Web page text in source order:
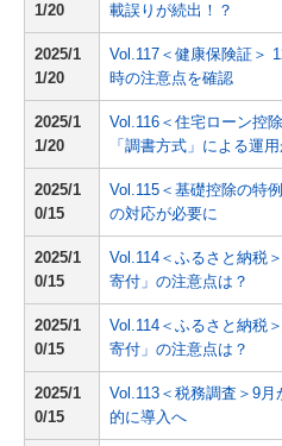
1/20
載誤りが続出！？
2025/1
1/20
Vol.117＜健康保険証＞
時の注意点を確認
2025/1
1/20
Vol.116＜住宅ローン控
「調書方式」による運
2025/1
0/15
Vol.115＜基礎控除の特
の対応が必要に
2025/1
0/15
Vol.114＜ふるさと納税
寄付」の注意点は？
2025/1
0/15
Vol.114＜ふるさと納税
寄付」の注意点は？
2025/1
0/15
Vol.113＜税務調査＞9
的に導入へ